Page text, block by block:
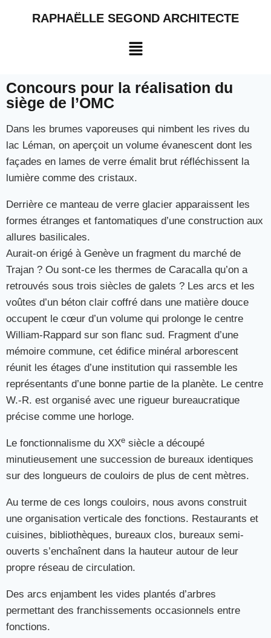
RAPHAËLLE SEGOND ARCHITECTE
Concours pour la réalisation du
siège de l’OMC
Dans les brumes vaporeuses qui nimbent les rives du
lac Léman, on aperçoit un volume évanescent dont les
façades en lames de verre émalit brut réfléchissent la
lumière comme des cristaux.
Derrière ce manteau de verre glacier apparaissent les
formes étranges et fantomatiques d’une construction aux
allures basilicales.
Aurait-on érigé à Genève un fragment du marché de
Trajan ? Ou sont-ce les thermes de Caracalla qu’on a
retrouvés sous trois siècles de galets ? Les arcs et les
voûtes d’un béton clair coffré dans une matière douce
occupent le cœur d’un volume qui prolonge le centre
William-Rappard sur son flanc sud. Fragment d’une
mémoire commune, cet édifice minéral arborescent
réunit les étages d’une institution qui rassemble les
représentants d’une bonne partie de la planète. Le centre
W.-R. est organisé avec une rigueur bureaucratique
précise comme une horloge.
Le fonctionnalisme du XXe siècle a découpé
minutieusement une succession de bureaux identiques
sur des longueurs de couloirs de plus de cent mètres.
Au terme de ces longs couloirs, nous avons construit
une organisation verticale des fonctions. Restaurants et
cuisines, bibliothèques, bureaux clos, bureaux semi-
ouverts s’enchaînent dans la hauteur autour de leur
propre réseau de circulation.
Des arcs enjambent les vides plantés d’arbres
permettant des franchissements occasionnels entre
fonctions.